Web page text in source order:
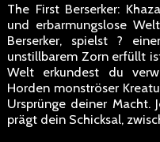
The First Berserker:
und erbarmungslose
Berserker, spielst ?
unstillbarem Zorn erfüllt
Welt erkundest du
Horden monströser
Ursprünge deiner Macht.
prägt dein Schicksal,